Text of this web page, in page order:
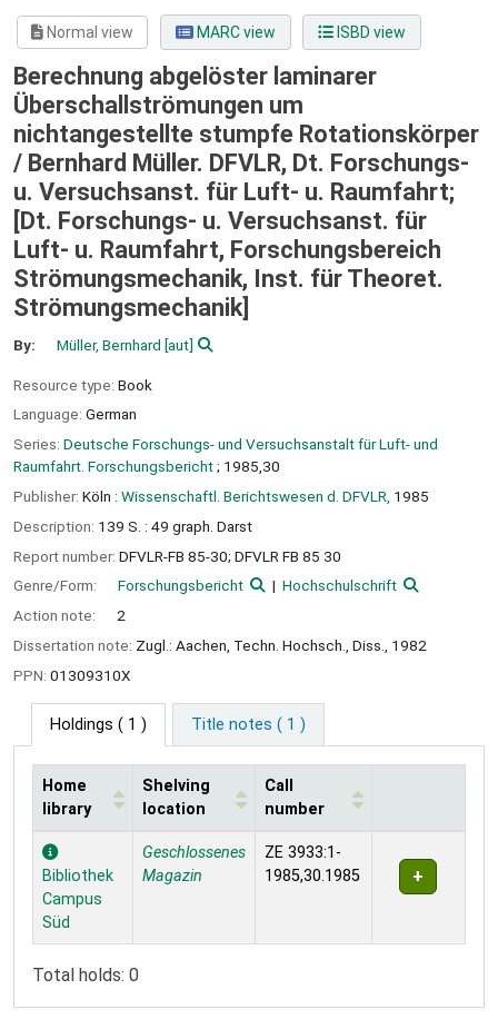
Normal view MARC view ISBD view
Berechnung abgelöster laminarer
Überschallströmungen um
nichtangestellte stumpfe Rotationskörper
/ Bernhard Müller. DFVLR, Dt. Forschungs-
u. Versuchsanst. für Luft- u. Raumfahrt;
[Dt. Forschungs- u. Versuchsanst. für
Luft- u. Raumfahrt, Forschungsbereich
Strömungsmechanik, Inst. für Theoret.
Strömungsmechanik]
By: Müller, Bernhard [aut]
Resource type: Book
Language: German
Series: Deutsche Forschungs- und Versuchsanstalt für Luft- und
Raumfahrt. Forschungsbericht; 1985,30
Publisher: Köln : Wissenschaftl. Berichtswesen d. DFVLR, 1985
Description: 139 S. : 49 graph. Darst
Report number: DFVLR-FB 85-30; DFVLR FB 85 30
Genre/Form:
Forschungsbericht
Hochschulschrift
Action note:
2
Dissertation note: Zugl.: Aachen, Techn. Hochsch., Diss., 1982
PPN: 01309310X
Holdings ( 1 ) Title notes ( 1 )
Holdings
Home
library
Shelving
location
Call
number
Bibliothek
Campus
Süd
Geschlossenes
Magazin
ZE 3933:1-
1985,30.1985
Total holds: 0